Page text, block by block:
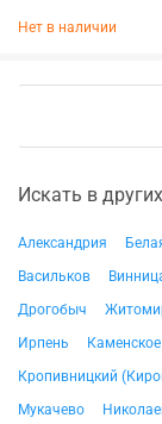
Нет в наличии
Искать в
Александрия
Васильков
Дрогобыч
Ирпень
Кропивницкий
Мукачево